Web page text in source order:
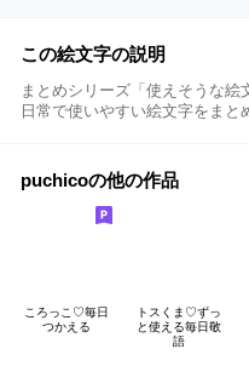
この絵文字の説明
まとめシリーズ「使えそうな絵
日常で使いやすい絵文字をまと
puchicoの他の作品
ころっこ♡毎日
つかえる
トスくま♡ずっ
と使える毎日敬
語